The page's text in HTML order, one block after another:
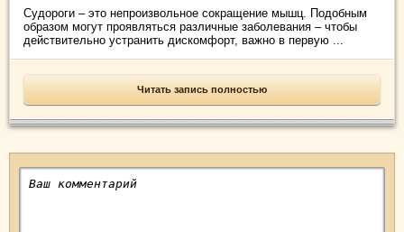
Судороги – это непроизвольное сокращение мышц. Подобным
образом могут проявляться различные заболевания – чтобы
действительно устранить дискомфорт, важно в первую ...
Читать запись полностью